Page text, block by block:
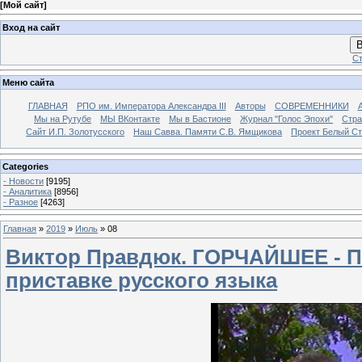
[Мой сайт]
Вход на сайт
Меню сайта
ГЛАВНАЯ РПО им. Императора Александра III Авторы СОВРЕМЕННИКИ
Мы на Рутубе
МЫ ВКонтакте Мы в Бастионе Журнал "Голос Эпохи"
Сайт И.П. Золотусского
Наш Савва. Памяти С.В. Ямщикова Проект Белый
Categories
- Новости [9195]
- Аналитика [8956]
- Разное [4263]
Главная » 2019 » Июль » 08
Виктор Правдюк. ГОРЧАЙШЕЕ -
приставке русского языка